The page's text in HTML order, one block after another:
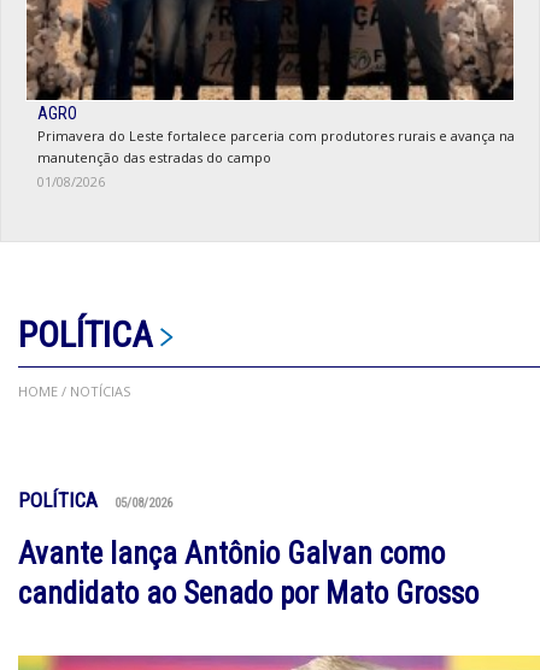
AGRO
Primavera do Leste fortalece parceria com produtores rurais e avança na
manutenção das estradas do campo
01/08/2026
POLÍTICA
HOME / NOTÍCIAS
POLÍTICA 05/08/2026
Avante lança Antônio Galvan como
candidato ao Senado por Mato Grosso